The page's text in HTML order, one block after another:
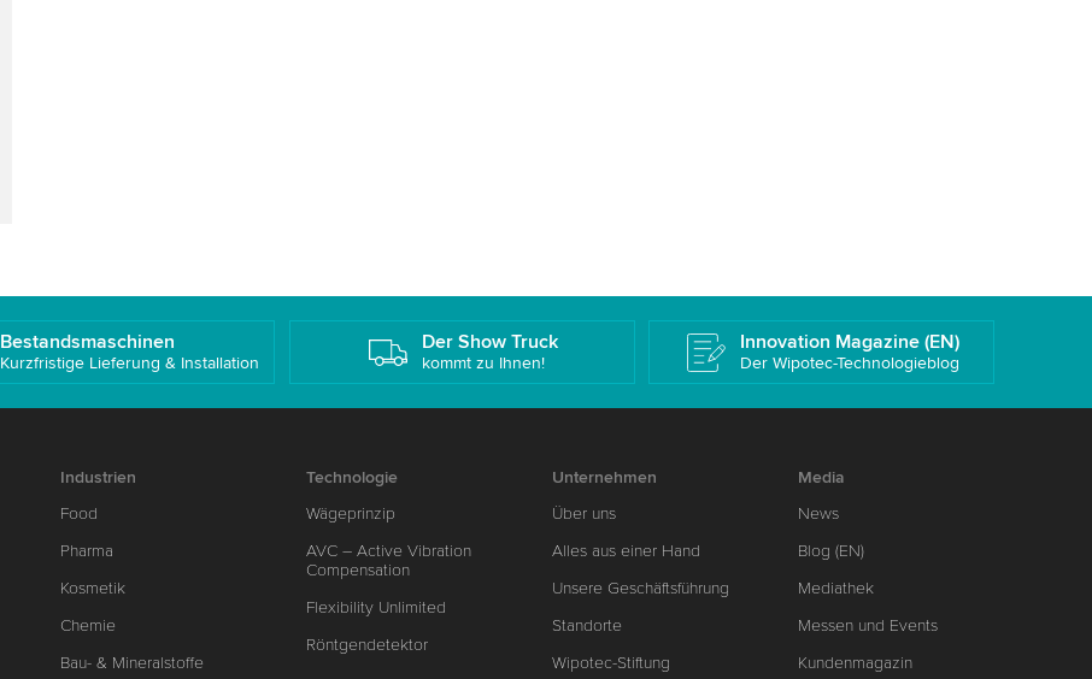
Bestandsmaschinen
Kurzfristige Lieferung & Installation
Der Show Truck
kommt zu Ihnen!
Innovation Magazine (EN)
Der Wipotec-Technologieblog
Industrien
Food
Pharma
Kosmetik
Chemie
Bau- & Mineralstoffe
Technologie
Wägeprinzip
AVC – Active Vibration
Compensation
Flexibility Unlimited
Röntgendetektor
Unternehmen
Über uns
Alles aus einer Hand
Unsere Geschäftsführung
Standorte
Wipotec-Stiftung
Media
News
Blog (EN)
Mediathek
Messen und Events
Kundenmagazin